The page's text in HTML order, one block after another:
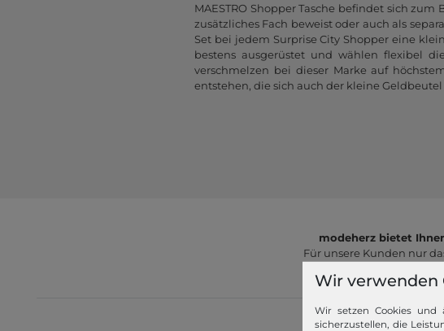
MAESTRO Shopper Tasche befindet sich
zusätzliches Fach beweist oder auch als
Set bei jedem Surprise City Shopper eine
bestens ausgerüstet und wählen flexibel
verschmelzen bei dieser Marke auf
entstehen, die sich auch der kleine Geldbeutel
modeherz bietet
Für unsere Kunden nur
Wir verwenden
Wir setzen Cookies und
sicherzustellen, die